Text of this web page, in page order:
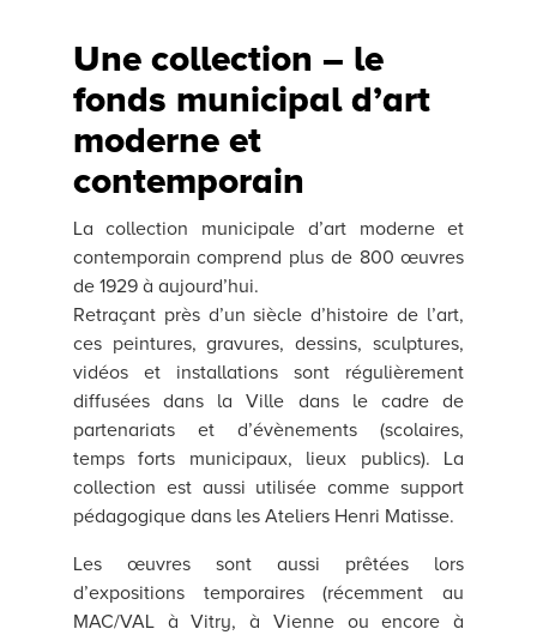
Une collection – le
fonds municipal d’art
moderne et
contemporain
La collection municipale d’art moderne et
contemporain comprend plus de 800 œuvres
de 1929 à aujourd’hui.
Retraçant près d’un siècle d’histoire de l’art,
ces peintures, gravures, dessins, sculptures,
vidéos et installations sont régulièrement
diffusées dans la Ville dans le cadre de
partenariats et d’évènements (scolaires,
temps forts municipaux, lieux publics). La
collection est aussi utilisée comme support
pédagogique dans les Ateliers Henri Matisse.
Les œuvres sont aussi prêtées lors
d’expositions temporaires (récemment au
MAC/VAL à Vitry, à Vienne ou encore à